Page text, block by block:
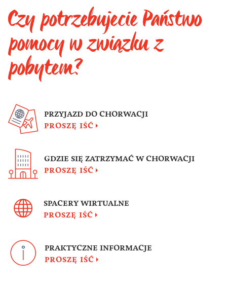
Czy potrzebujecie Państwo
pomocy w związku z
pobytem?
PRZYJAZD DO CHORWACJI
PROSZĘ IŚĆ
GDZIE SIĘ ZATRZYMAĆ W CHORWACJI
PROSZĘ IŚĆ
SPACERY WIRTUALNE
PROSZĘ IŚĆ
PRAKTYCZNE INFORMACJE
PROSZĘ IŚĆ